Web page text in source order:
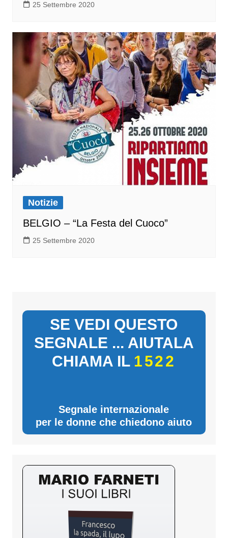
25 Settembre 2020
Notizie
BELGIO – “La Festa del Cuoco”
25 Settembre 2020
SE VEDI QUESTO
SEGNALE ... AIUTALA
CHIAMA IL 1522
Segnale internazionale
per le donne che chiedono aiuto